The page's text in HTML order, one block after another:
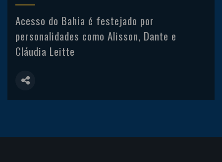
Acesso do Bahia é festejado por
personalidades como Alisson, Dante e
Cláudia Leitte